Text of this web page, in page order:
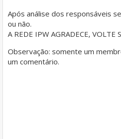
Após análise dos responsáveis
ou não.
A REDE IPW AGRADECE, VOLTE
Observação: somente um
um comentário.